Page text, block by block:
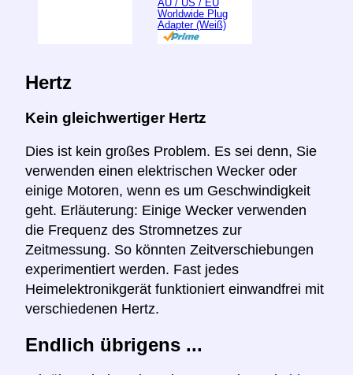
AU / US / EU
Worldwide Plug
Adapter (Weiß)
Hertz
Kein gleichwertiger Hertz
Dies ist kein großes Problem. Es sei denn, Sie
verwenden einen elektrischen Wecker oder
einige Motoren, wenn es um Geschwindigkeit
geht. Erläuterung: Einige Wecker verwenden
die Frequenz des Stromnetzes zur
Zeitmessung. So könnten Zeitverschiebungen
experimentiert werden. Fast jedes
Heimelektronikgerät funktioniert einwandfrei mit
verschiedenen Hertz.
Endlich übrigens ...